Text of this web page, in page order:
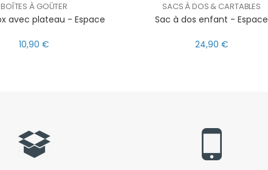
BOÎTES À GOÛTER
avec plateau - Espace
10,90 €
SACS À DOS & CARTABLES
Sac à dos enfant - Espace
24,90 €